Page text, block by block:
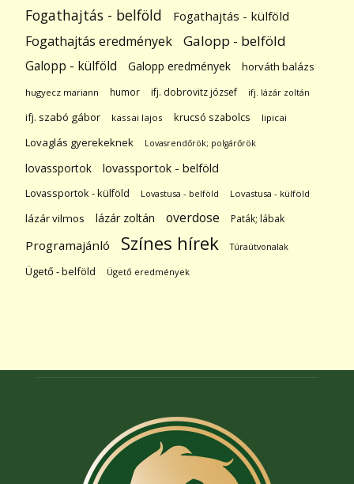
Fogathajtás - belföld Fogathajtás - külföld
Fogathajtás eredmények Galopp - belföld
Galopp - külföld Galopp eredmények horváth balázs
hugyecz mariann humor ifj. dobrovitz józsef ifj. lázár zoltán
ifj. szabó gábor kassai lajos krucsó szabolcs lipicai
Lovaglás gyerekeknek Lovasrendőrök; polgárőrök
lovassportok lovassportok - belföld
Lovassportok - külföld Lovastusa - belföld Lovastusa - külföld
lázár vilmos lázár zoltán overdose Paták; lábak
Programajánló Színes hírek Túraútvonalak
Ügető - belföld Ügető eredmények